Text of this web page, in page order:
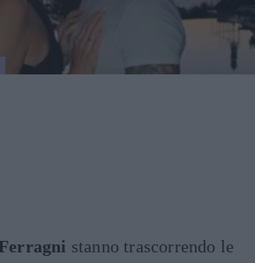
stanno trascorrendo le